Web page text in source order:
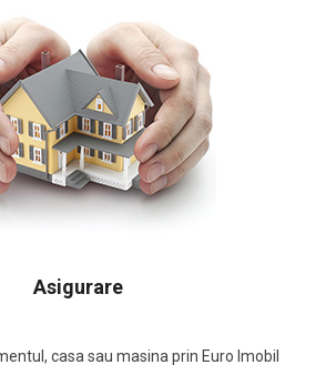
Asigurare
casa sau masina prin Euro Imobil